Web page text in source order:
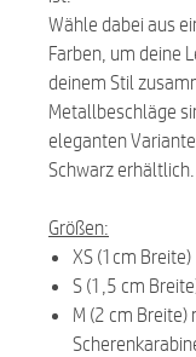
Wähle dabei aus
Farben, um deine
deinem Stil
Metallbeschläge
eleganten
Schwarz erhältlich.
Größen:
XS (1cm Breite)
S (1,5 cm
M (2 cm Breite)